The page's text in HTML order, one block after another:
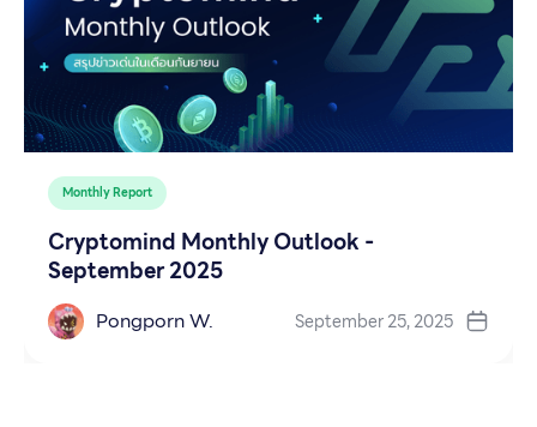
Monthly Report
Cryptomind Monthly Outlook -
September 2025
Pongporn W. September 25, 2025